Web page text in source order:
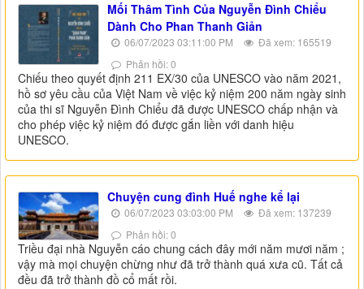
Mối Thâm Tình Của Nguyễn Đình Chiểu
Dành Cho Phan Thanh Giản
06/07/2023 03:11:00 PM
Đã xem: 165519
Phản hồi: 0
Chiếu theo quyết định 211 EX/30 của UNESCO vào năm 2021,
hồ sơ yêu cầu của Việt Nam về việc kỷ niệm 200 năm ngày sinh
của thi sĩ Nguyễn Đình Chiểu đã được UNESCO chấp nhận và
cho phép việc kỷ niệm đó được gắn liền với danh hiệu
UNESCO.
Chuyện cung đình Huế nghe kể lại
06/07/2023 03:03:00 PM
Đã xem: 137239
Phản hồi: 0
Triều đại nhà Nguyễn cáo chung cách đây mới năm mươi năm ;
vậy mà mọi chuyện chừng như đã trở thành quá xưa cũ. Tất cả
đều đã trở thành đồ cổ mất rồi.